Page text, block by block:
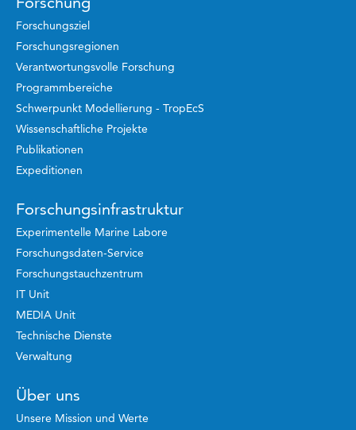
Forschungsziel
Forschungsregionen
Verantwortungsvolle Forschung
Programmbereiche
Schwerpunkt Modellierung - TropEcS
Wissenschaftliche Projekte
Publikationen
Expeditionen
Forschungsinfrastruktur
Experimentelle Marine Labore
Forschungsdaten-Service
Forschungstauchzentrum
IT Unit
MEDIA Unit
Technische Dienste
Verwaltung
Über uns
Unsere Mission und Werte